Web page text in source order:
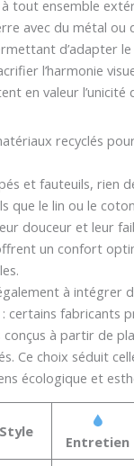
tout ensemble
avec du métal ou
d’adapter le
l’harmonie
en valeur l’unicité
recyclés
et fauteuils, rien
que le lin ou le
douceur et leur
un confort
à intégrer
: certains fabricants
conçus à partir de
Ce choix séduit
écologique et
Style
Entretien